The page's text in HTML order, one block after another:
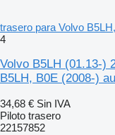
trasero para Volvo
4
Volvo B5LH (01.13-)
B5LH, B0E (2008-)
34,68 € Sin IVA
Piloto trasero
22157852